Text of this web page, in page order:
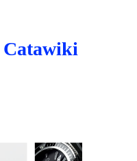
Catawiki